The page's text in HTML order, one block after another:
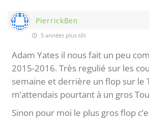
PierrickBen
5 années plus tôt
Adam Yates il nous fait un peu
2015-2016. Très regulié sur les
semaine et derrière un flop sur le
m’attendais pourtant à un gros
Sinon pour moi le plus gros flop